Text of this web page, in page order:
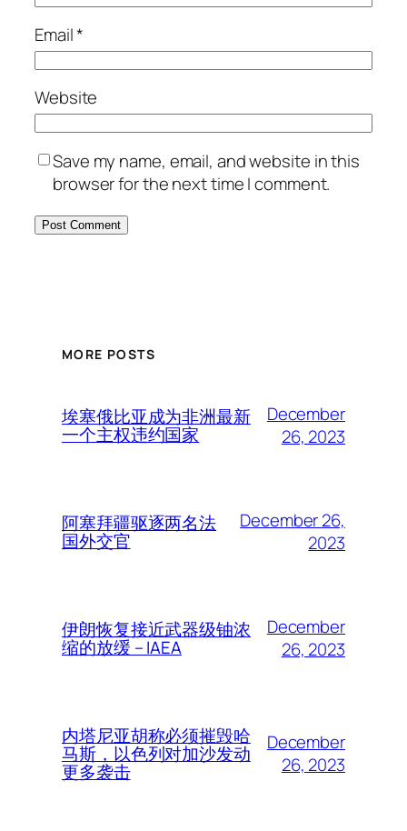
Email*
Website
Save my name, email, and website in this
browser for the next time I comment.
MORE POSTS
埃塞俄比亚成为非洲最新
一个主权违约国家
December
26, 2023
阿塞拜疆驱逐两名法
国外交官
December 26,
2023
伊朗恢复接近武器级铀浓
缩的放缓 – IAEA
December
26, 2023
内塔尼亚胡称必须摧毁哈
马斯，以色列对加沙发动
更多袭击
December
26, 2023